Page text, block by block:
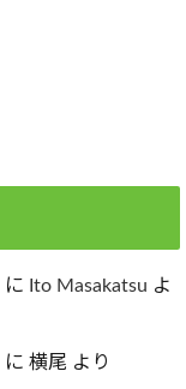
に Ito Masakatsu よ
に 横尾 より